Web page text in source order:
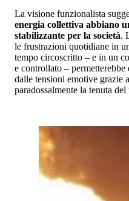
La visione funzionalista
energia collettiva abbiano
stabilizzante per la società.
le frustrazioni quotidiane in
tempo circoscritto – e in un
e controllato –
dalle tensioni emotive grazie
paradossalmente la tenuta